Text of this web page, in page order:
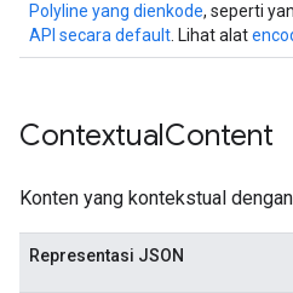
Polyline yang dienkode, seperti
API secara default . Lihat alat
ContextualContent
Konten yang kontekstual
Representasi JSON